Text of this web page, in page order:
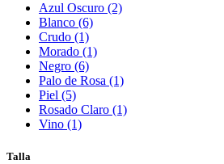
Azul Oscuro (2)
Blanco (6)
Crudo (1)
Morado (1)
Negro (6)
Palo de Rosa (1)
Piel (5)
Rosado Claro (1)
Vino (1)
Talla